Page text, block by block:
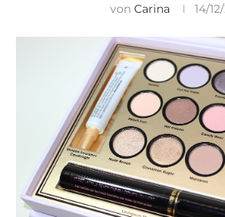
von Carina 14/